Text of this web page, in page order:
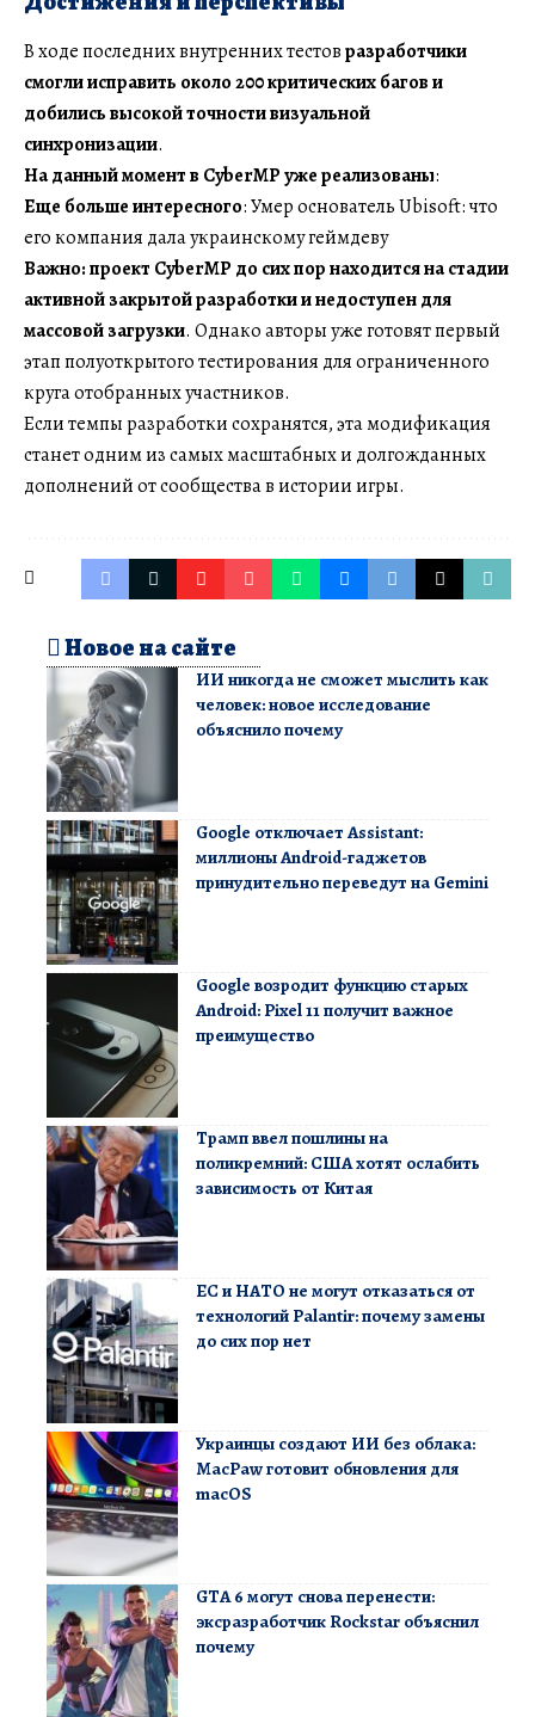
В ходе последних внутренних тестовразработчики
смогли исправить около 200 критических багов и
добились высокой точности визуальной
синхронизации.
На данный момент в CyberMP уже реализованы:
Еще больше интересного: Умер основатель Ubisoft: что
его компания дала украинскому геймдеву
Важно: проект CyberMP до сих пор находится на стадии
активной закрытой разработки и недоступен для
массовой загрузки. Однако авторы уже готовят первый
этап полуоткрытого тестирования для ограниченного
круга отобранных участников.
Если темпы разработки сохранятся, эта модификация
станет одним из самых масштабных и долгожданных
дополнений от сообщества в истории игры.
Новое на сайте
ИИ никогда не сможет мыслить как
человек: новое исследование
объяснило почему
Google отключает Assistant:
миллионы Android-гаджетов
принудительно переведут на Gemini
Google возродит функцию старых
Android: Pixel 11 получит важное
преимущество
Трамп ввел пошлины на
поликремний: США хотят ослабить
зависимость от Китая
ЕС и НАТО не могут отказаться от
технологий Palantir: почему замены
до сих пор нет
Украинцы создают ИИ без облака:
MacPaw готовит обновления для
macOS
GTA 6 могут снова перенести:
эксразработчик Rockstar объяснил
почему